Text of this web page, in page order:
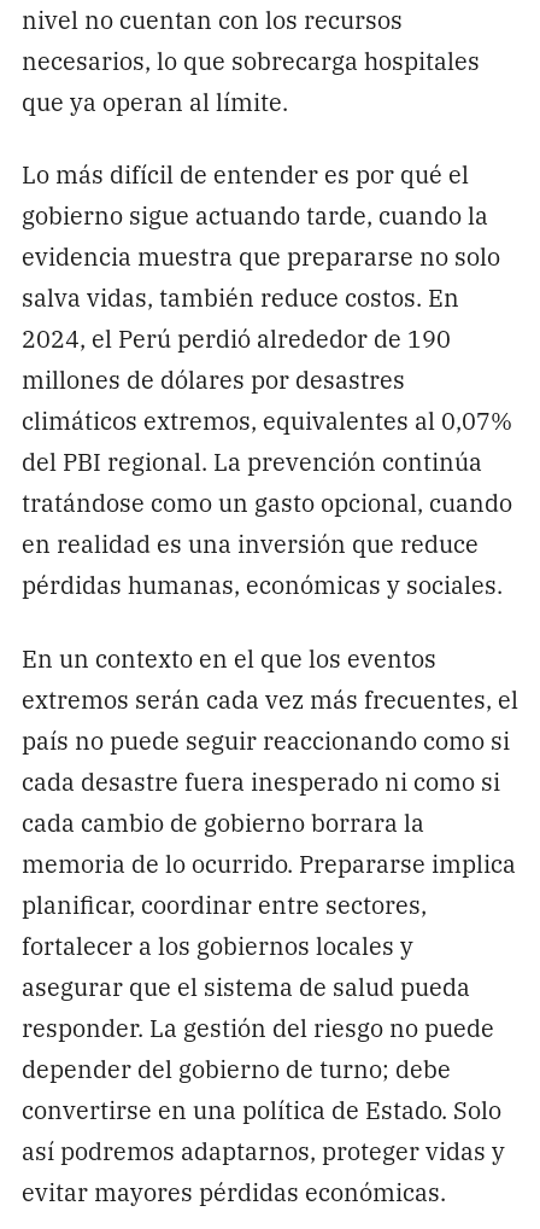
nivel no cuentan con los recursos
necesarios, lo que sobrecarga hospitales
que ya operan al límite.
Lo más difícil de entender es por qué el
gobierno sigue actuando tarde, cuando la
evidencia muestra que prepararse no solo
salva vidas, también reduce costos. En
2024, el Perú perdió alrededor de 190
millones de dólares por desastres
climáticos extremos, equivalentes al 0,07%
del PBI regional. La prevención continúa
tratándose como un gasto opcional, cuando
en realidad es una inversión que reduce
pérdidas humanas, económicas y sociales.
En un contexto en el que los eventos
extremos serán cada vez más frecuentes, el
país no puede seguir reaccionando como si
cada desastre fuera inesperado ni como si
cada cambio de gobierno borrara la
memoria de lo ocurrido. Prepararse implica
planificar, coordinar entre sectores,
fortalecer a los gobiernos locales y
asegurar que el sistema de salud pueda
responder. La gestión del riesgo no puede
depender del gobierno de turno; debe
convertirse en una política de Estado. Solo
así podremos adaptarnos, proteger vidas y
evitar mayores pérdidas económicas.